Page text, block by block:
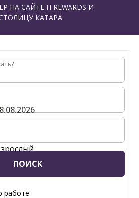
НА САЙТЕ H REWARDS И
КАТАРА.
комнат и гостей для вашего
ПОИСК
работе